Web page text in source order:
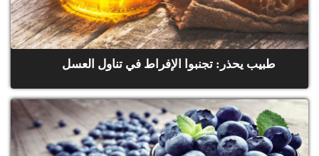
طبيب يحذر: تجنبوا الإفراط في تناول العسل